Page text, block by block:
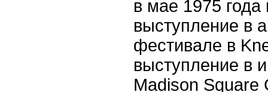
в мае 1975
выступление в
фестивале в
выступление в
Madison